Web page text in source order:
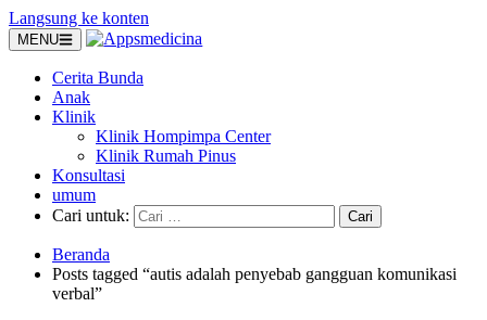
Langsung ke konten
MENU
Cerita Bunda
Anak
Klinik
Klinik Hompimpa Center
Klinik Rumah Pinus
Konsultasi
umum
Cari untuk:
Beranda
Posts tagged “autis adalah penyebab gangguan komunikasi
verbal”